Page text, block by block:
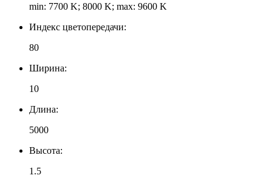
min: 7700 K; 8000 K; max: 9600 K
Индекс цветопередачи:
80
Ширина:
10
Длина:
5000
Высота:
1.5